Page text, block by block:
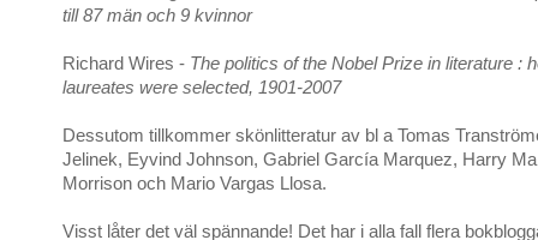
till 87 män och 9 kvinnor
Richard Wires - The politics of the Nobel Prize in literature :
laureates were selected, 1901-2007
Dessutom tillkommer skönlitteratur av bl a Tomas
Jelinek, Eyvind Johnson, Gabriel García Marquez, Harry
Morrison och Mario Vargas Llosa.
Visst låter det väl spännande! Det har i alla fall flera